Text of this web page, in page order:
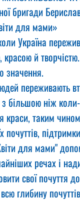
бригади
для мами»
Україна
й
значення.
переживають
більшою ніж
краси, таким
для мами"
речах і
свої почуття
глибину